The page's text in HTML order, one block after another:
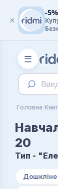
☰
Головна›
20
Тип -
Дошкліне
×
-